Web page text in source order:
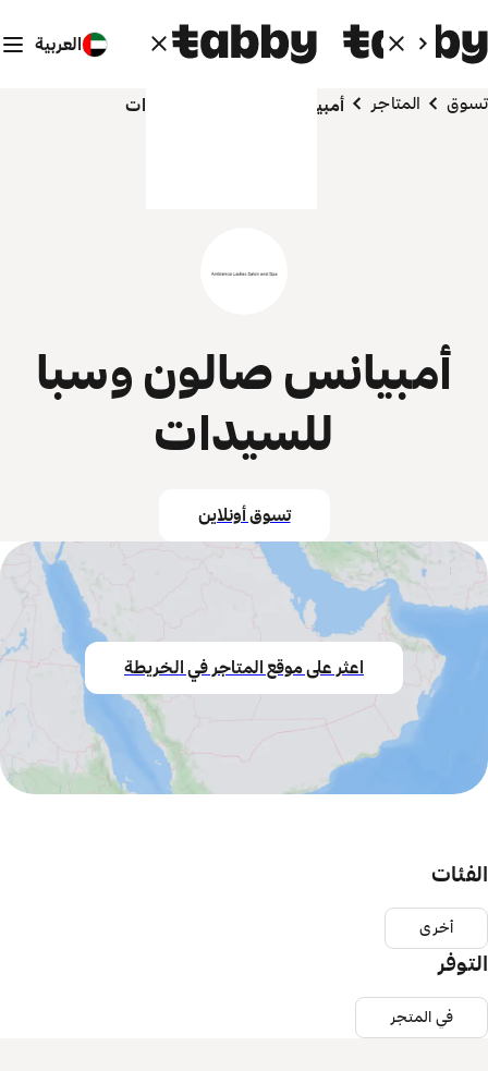
العربية
تسوق المتاجر أمبيانس صالون وسبا للسيدات
أمبيانس صالون وسبا
للسيدات
تسوق أونلاين
اعثر على موقع المتاجر في الخريطة
الفئات
أخرى
التوفر
في المتجر